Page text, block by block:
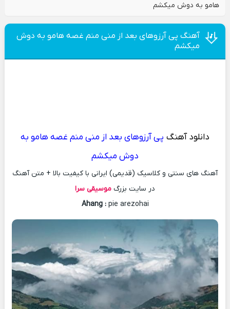
هامو به دوش میکشم
آهنگ پی آرزوهای بعد از منی منم غصه هامو به دوش
میکشم
دانلود آهنگ پی آرزوهای بعد از منی منم غصه هامو به
دوش میکشم
آهنگ های سنتی و کلاسیک (قدیمی) ایرانی با کیفیت بالا + متن آهنگ
در سایت بزرگ موسیقی سرا
Ahang :pie arezohai